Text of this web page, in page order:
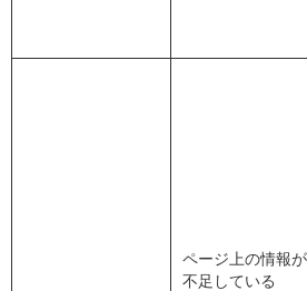
ページ上の情報が
不足している